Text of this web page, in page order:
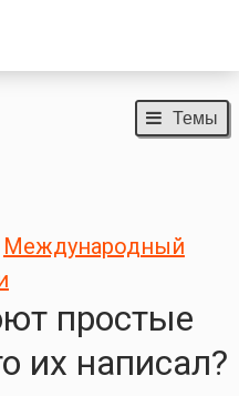
Темы
Международный
простые
их написал?